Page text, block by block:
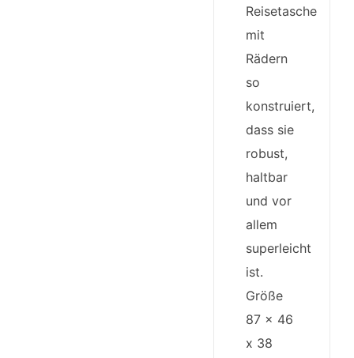
Reisetasche
mit
Rädern
so
konstruiert,
dass sie
robust,
haltbar
und vor
allem
superleicht
ist.
Größe
87 x 46
x 38